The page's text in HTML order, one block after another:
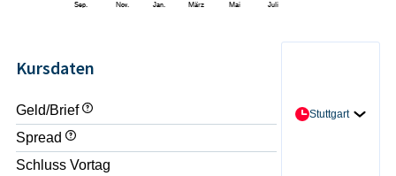
Kursdaten
Stuttgart
Geld/Brief
- / -
Spread
Schluss Vortag